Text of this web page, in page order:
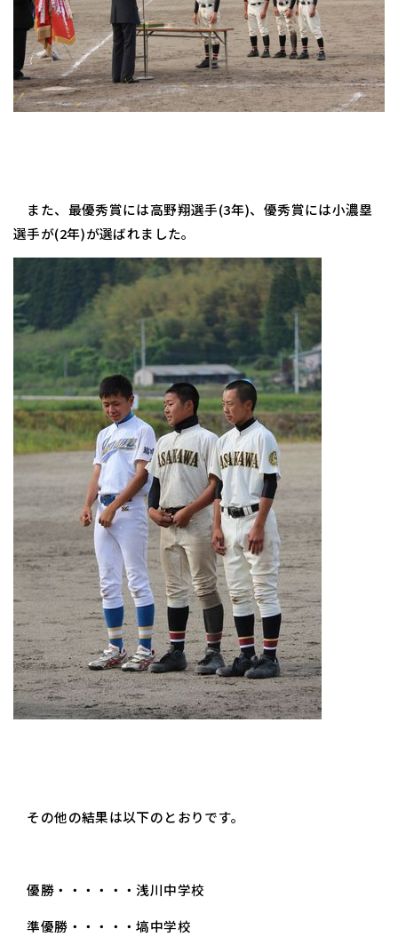
また、最優秀賞には高野翔選手(3年)、優秀賞には小濃塁
選手が(2年)が選ばれました。
その他の結果は以下のとおりです。
優勝・・・・・・浅川中学校
準優勝・・・・・塙中学校